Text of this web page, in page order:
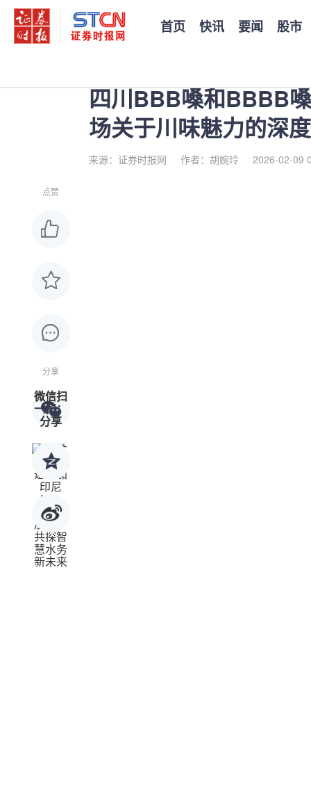
首页 快讯 要闻 股市
四川BBB嗓和BBBB
场关于川味魅力的深
来源：证券时报网 作者：胡婉玲 2026-02-09
点赞
分享
微信扫
一扫：
分享